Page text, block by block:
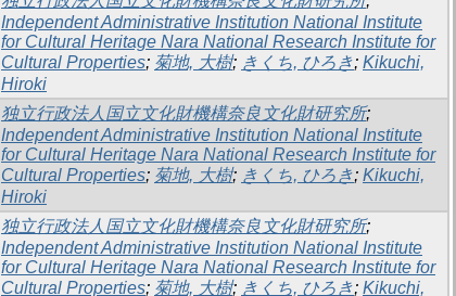
Independent Administrative Institution National Institute
for Cultural Heritage Nara National Research Institute for
Cultural Properties; 菊地, 大樹; きくち, ひろき; Kikuchi,
Hiroki
独立行政法人国立文化財機構奈良文化財研究所;
Independent Administrative Institution National Institute
for Cultural Heritage Nara National Research Institute for
Cultural Properties; 菊地, 大樹; きくち, ひろき; Kikuchi,
Hiroki
独立行政法人国立文化財機構奈良文化財研究所;
Independent Administrative Institution National Institute
for Cultural Heritage Nara National Research Institute for
Cultural Properties; 菊地, 大樹; きくち, ひろき; Kikuchi,